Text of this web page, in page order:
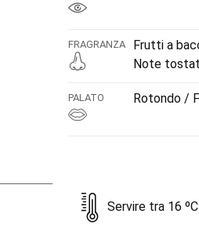
FRAGRANZA
Frutti a
Note
PALATO Rotondo /
Servire tra 16